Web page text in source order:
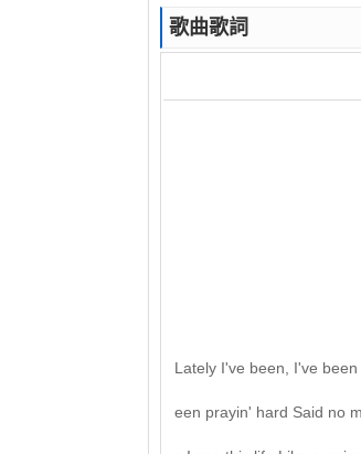
歌曲歌詞
Lately I've been, I've
een prayin' hard Said no